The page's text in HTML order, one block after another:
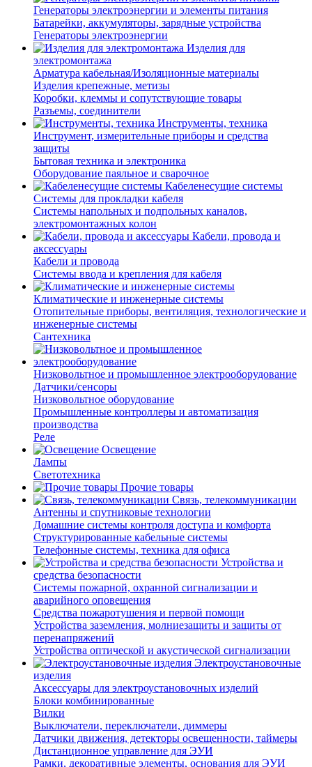
Генераторы электроэнергии и элементы питания
Батарейки, аккумуляторы, зарядные устройства
Генераторы электроэнергии
Изделия для
электромонтажа
Арматура кабельная/Изоляционные материалы
Изделия крепежные, метизы
Коробки, клеммы и сопутствующие товары
Разъемы, соединители
Инструменты, техника
Инструмент, измерительные приборы и средства
защиты
Бытовая техника и электроника
Оборудование паяльное и сварочное
Кабеленесущие системы
Системы для прокладки кабеля
Системы напольных и подпольных каналов,
электромонтажных колон
Кабели, провода и
аксессуары
Кабели и провода
Системы ввода и крепления для кабеля
Климатические и инженерные системы
Отопительные приборы, вентиляция, технологические и
инженерные системы
Сантехника
Низковольтное и промышленное электрооборудование
Датчики/сенсоры
Низковольтное оборудование
Промышленные контроллеры и автоматизация
производства
Реле
Освещение
Лампы
Светотехника
Прочие товары
Связь, телекоммуникации
Антенны и спутниковые технологии
Домашние системы контроля доступа и комфорта
Структурированные кабельные системы
Телефонные системы, техника для офиса
Устройства и
средства безопасности
Системы пожарной, охранной сигнализации и
аварийного оповещения
Средства пожаротушения и первой помощи
Устройства заземления, молниезащиты и защиты от
перенапряжений
Устройства оптической и акустической сигнализации
Электроустановочные
изделия
Аксессуары для электроустановочных изделий
Блоки комбинированные
Вилки
Выключатели, переключатели, диммеры
Датчики движения, детекторы освещенности, таймеры
Дистанционное управление для ЭУИ
Рамки, декоративные элементы, основания для ЭУИ